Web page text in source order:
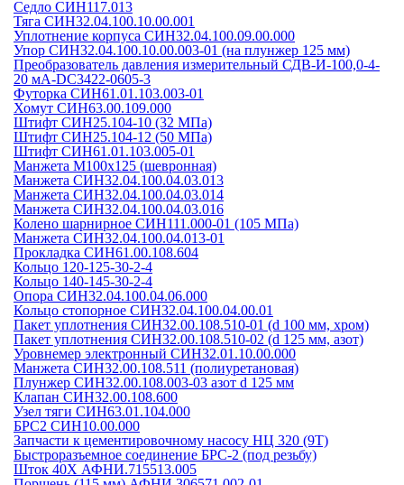
Седло СИН117.013
Тяга СИН32.04.100.10.00.001
Уплотнение корпуса СИН32.04.100.09.00.000
Упор СИН32.04.100.10.00.003-01 (на плунжер 125 мм)
Преобразователь давления измерительный СДВ-И-100,0-4-
20 мА-DC3422-0605-3
Футорка СИН61.01.103.003-01
Хомут СИН63.00.109.000
Штифт СИН25.104-10 (32 МПа)
Штифт СИН25.104-12 (50 МПа)
Штифт СИН61.01.103.005-01
Манжета М100х125 (шевронная)
Манжета СИН32.04.100.04.03.013
Манжета СИН32.04.100.04.03.014
Манжета СИН32.04.100.04.03.016
Колено шарнирное СИН111.000-01 (105 МПа)
Манжета СИН32.04.100.04.013-01
Прокладка СИН61.00.108.604
Кольцо 120-125-30-2-4
Кольцо 140-145-30-2-4
Опора СИН32.04.100.04.06.000
Кольцо стопорное СИН32.04.100.04.00.01
Пакет уплотнения СИН32.00.108.510-01 (d 100 мм, хром)
Пакет уплотнения СИН32.00.108.510-02 (d 125 мм, азот)
Уровнемер электронный СИН32.01.10.00.000
Манжета СИН32.00.108.511 (полиуретановая)
Плунжер СИН32.00.108.003-03 азот d 125 мм
Клапан СИН32.00.108.600
Узел тяги СИН63.01.104.000
БРС2 СИН10.00.000
Запчасти к цементировочному насосу НЦ 320 (9Т)
Быстроразъемное соединение БРС-2 (под резьбу)
Шток 40Х АФНИ.715513.005